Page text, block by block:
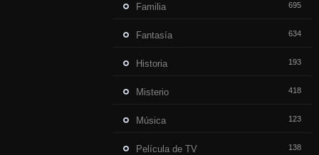
Familia 695
Fantasía 634
Historia 193
Misterio 418
Música 123
Película de TV 138